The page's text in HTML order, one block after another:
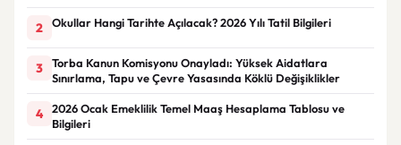
2 Okullar Hangi Tarihte Açılacak? 2026 Yılı Tatil Bilgileri
3
Torba Kanun Komisyonu Onayladı: Yüksek Aidatlara
Sınırlama, Tapu ve Çevre Yasasında Köklü Değişiklikler
4
2026 Ocak Emeklilik Temel Maaş Hesaplama Tablosu ve
Bilgileri